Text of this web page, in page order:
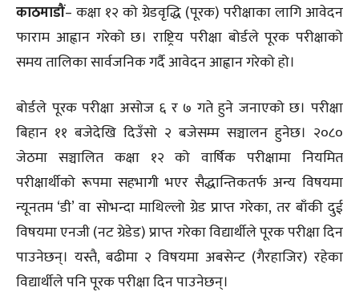
काठमाडौं– कक्षा १२ को ग्रेडवृद्धि (पूरक) परीक्षाका लागि आवेदन
फाराम आह्वान गरेको छ। राष्ट्रिय परीक्षा बोर्डले पूरक परीक्षाको
समय तालिका सार्वजनिक गर्दै आवेदन आह्वान गरेको हो।
बोर्डले पूरक परीक्षा असोज ६ र ७ गते हुने जनाएको छ। परीक्षा
बिहान ११ बजेदेखि दिउँसो २ बजेसम्म सञ्चालन हुनेछ। २०८०
जेठमा सञ्चालित कक्षा १२ को वार्षिक परीक्षामा नियमित
परीक्षार्थीको रूपमा सहभागी भएर सैद्धान्तिकतर्फ अन्य विषयमा
न्यूनतम ‘डी’ वा सोभन्दा माथिल्लो ग्रेड प्राप्त गरेका, तर बाँकी दुई
विषयमा एनजी (नट ग्रेडेड) प्राप्त गरेका विद्यार्थीले पूरक परीक्षा दिन
पाउनेछन्। यस्तै, बढीमा २ विषयमा अबसेन्ट (गैरहाजिर) रहेका
विद्यार्थीले पनि पूरक परीक्षा दिन पाउनेछन्।